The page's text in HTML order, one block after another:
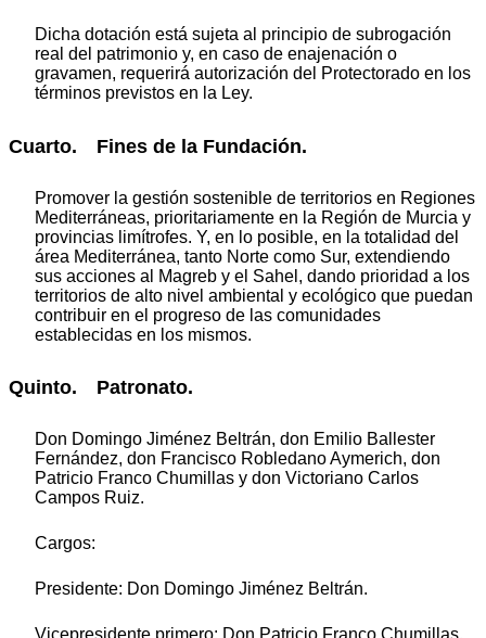
Dicha dotación está sujeta al principio de subrogación
real del patrimonio y, en caso de enajenación o
gravamen, requerirá autorización del Protectorado en los
términos previstos en la Ley.
Cuarto. Fines de la Fundación.
Promover la gestión sostenible de territorios en Regiones
Mediterráneas, prioritariamente en la Región de Murcia y
provincias limítrofes. Y, en lo posible, en la totalidad del
área Mediterránea, tanto Norte como Sur, extendiendo
sus acciones al Magreb y el Sahel, dando prioridad a los
territorios de alto nivel ambiental y ecológico que puedan
contribuir en el progreso de las comunidades
establecidas en los mismos.
Quinto. Patronato.
Don Domingo Jiménez Beltrán, don Emilio Ballester
Fernández, don Francisco Robledano Aymerich, don
Patricio Franco Chumillas y don Victoriano Carlos
Campos Ruiz.
Cargos:
Presidente: Don Domingo Jiménez Beltrán.
Vicepresidente primero: Don Patricio Franco Chumillas.